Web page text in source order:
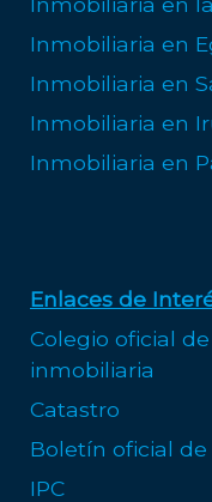
Inmobiliaria en
Inmobiliaria en
Inmobiliaria en
Inmobiliaria en
Enlaces de
Colegio oficial
inmobiliaria
Catastro
Boletín oficial de
IPC